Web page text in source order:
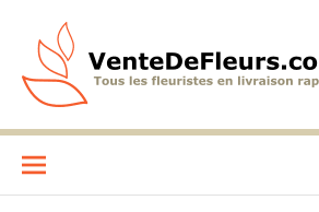
contenu
VenteDeFleurs.com